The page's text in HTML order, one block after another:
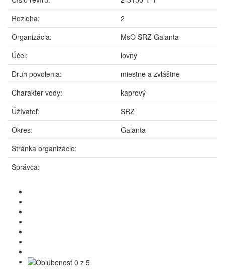
Rozloha:
2
Organizácia:
MsO SRZ Galanta
Účel:
lovný
Druh povolenia:
miestne a zvláštne
Charakter vody:
kaprový
Úžívateľ:
SRZ
Okres:
Galanta
Stránka organizácie:
Správca: